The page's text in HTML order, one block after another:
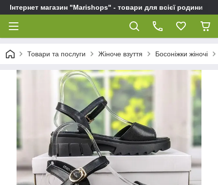
Інтернет магазин "Marishops" - товари для всієї родини
Товари та послуги Жіноче взуття Босоніжки жіночі